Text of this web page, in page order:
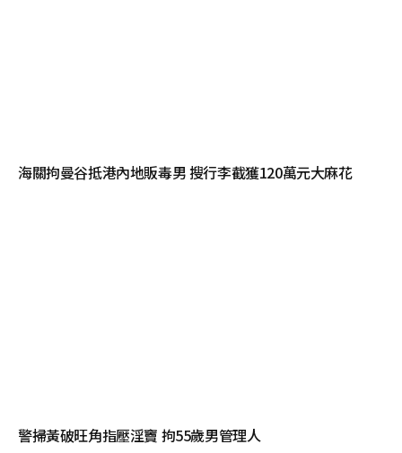
海關拘曼谷抵港內地販毒男 搜行李截獲120萬元大麻花
警掃黃破旺角指壓淫竇 拘55歲男管理人